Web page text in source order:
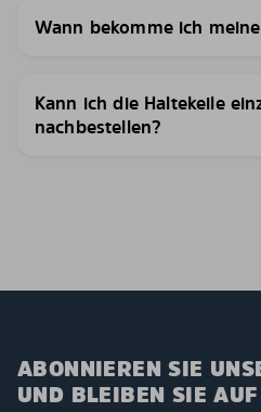
Wann bekomme ich
Kann ich die Haltekeile
nachbestellen?
ABONNIEREN SIE
UND BLEIBEN SIE